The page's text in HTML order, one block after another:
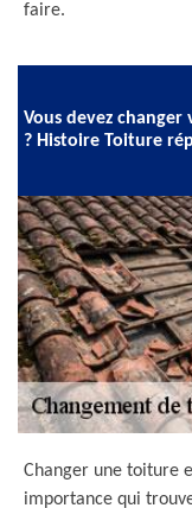
faire.
Vous devez
? Histoire Toiture
Changer une toiture
importance qui